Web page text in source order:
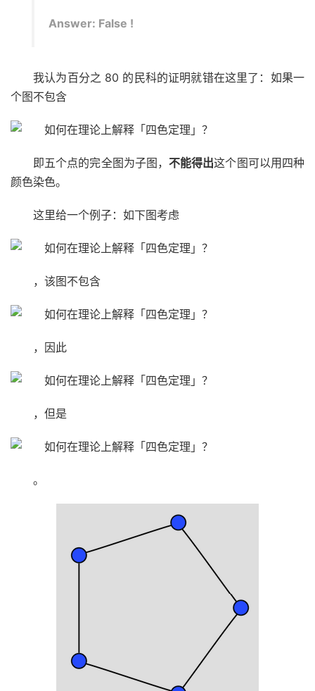
Answer: False !
我认为百分之 80 的民科的证明就错在这里了：如果一
个图不包含
即五个点的完全图为子图，不能得出这个图可以用四种
颜色染色。
这里给一个例子：如下图考虑
，该图不包含
，因此
，但是
。